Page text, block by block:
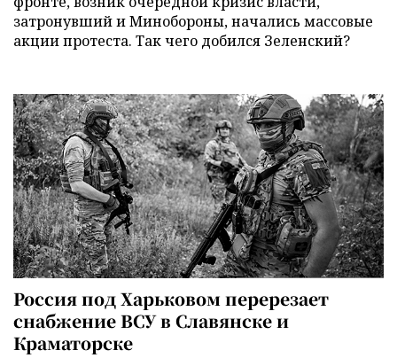
затронувший и Минобороны, начались массовые
акции протеста. Так чего добился Зеленский?
Россия под Харьковом перерезает
снабжение ВСУ в Славянске и
Краматорске